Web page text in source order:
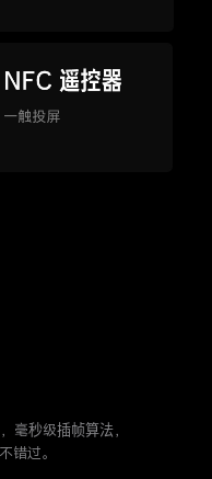
毫秒级插帧算法，
错过。